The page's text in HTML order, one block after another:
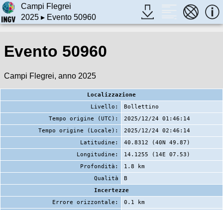
Campi Flegrei
2025▸ Evento 50960
Evento 50960
Campi Flegrei, anno 2025
Localizzazione
Livello:
Bollettino
Tempo origine (UTC):
2025/12/24 01:46:14
Tempo origine (Locale):
2025/12/24 02:46:14
Latitudine:
40.8312 (40N 49.87)
Longitudine:
14.1255 (14E 07.53)
Profondità:
1.8 km
Qualità
B
Incertezze
Errore orizzontale:
0.1 km